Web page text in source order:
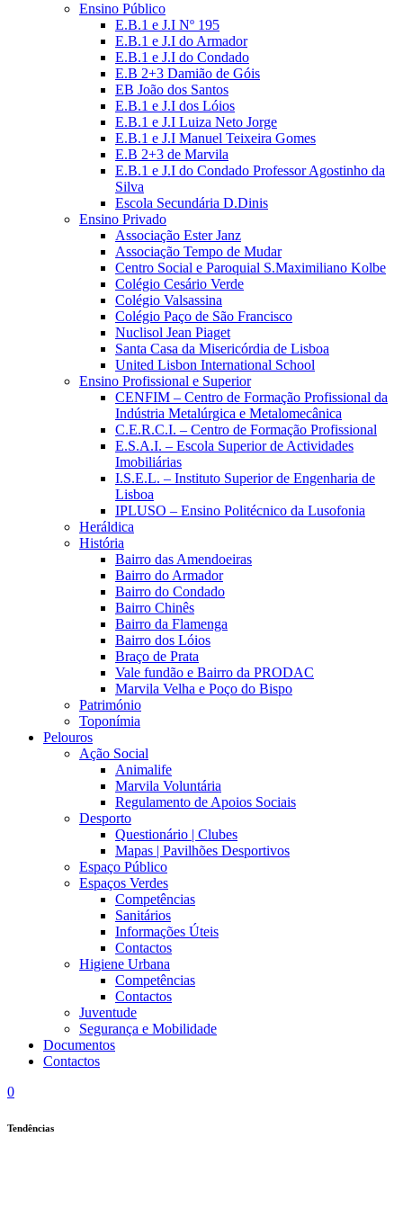
Ensino Público
E.B.1 e J.I Nº 195
E.B.1 e J.I do Armador
E.B.1 e J.I do Condado
E.B 2+3 Damião de Góis
EB João dos Santos
E.B.1 e J.I dos Lóios
E.B.1 e J.I Luiza Neto Jorge
E.B.1 e J.I Manuel Teixeira Gomes
E.B 2+3 de Marvila
E.B.1 e J.I do Condado Professor Agostinho da
Silva
Escola Secundária D.Dinis
Ensino Privado
Associação Ester Janz
Associação Tempo de Mudar
Centro Social e Paroquial S.Maximiliano Kolbe
Colégio Cesário Verde
Colégio Valsassina
Colégio Paço de São Francisco
Nuclisol Jean Piaget
Santa Casa da Misericórdia de Lisboa
United Lisbon International School
Ensino Profissional e Superior
CENFIM – Centro de Formação Profissional da
Indústria Metalúrgica e Metalomecânica
C.E.R.C.I. – Centro de Formação Profissional
E.S.A.I. – Escola Superior de Actividades
Imobiliárias
I.S.E.L. – Instituto Superior de Engenharia de
Lisboa
IPLUSO – Ensino Politécnico da Lusofonia
Heráldica
História
Bairro das Amendoeiras
Bairro do Armador
Bairro do Condado
Bairro Chinês
Bairro da Flamenga
Bairro dos Lóios
Braço de Prata
Vale fundão e Bairro da PRODAC
Marvila Velha e Poço do Bispo
Património
Toponímia
Pelouros
Ação Social
Animalife
Marvila Voluntária
Regulamento de Apoios Sociais
Desporto
Questionário | Clubes
Mapas | Pavilhões Desportivos
Espaço Público
Espaços Verdes
Competências
Sanitários
Informações Úteis
Contactos
Higiene Urbana
Competências
Contactos
Juventude
Segurança e Mobilidade
Documentos
Contactos
0
Tendências